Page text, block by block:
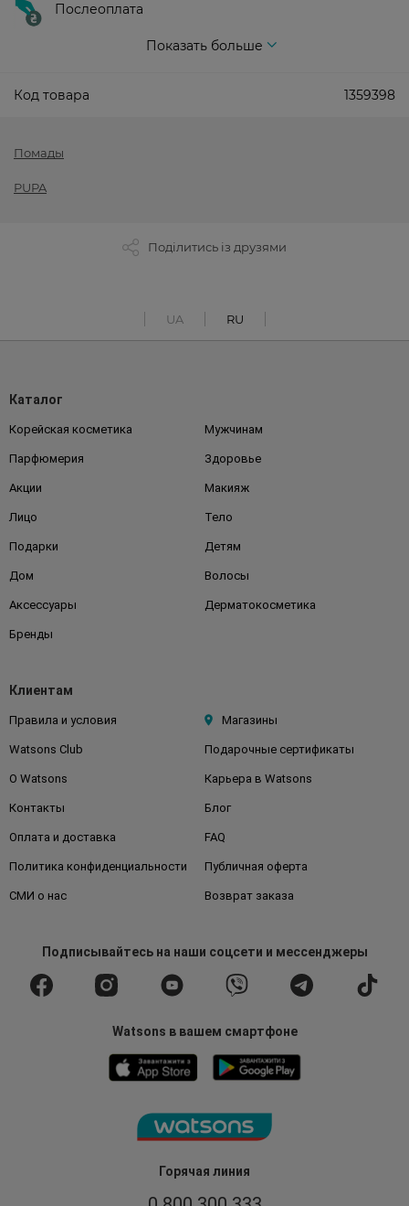
Послеоплата
Показать больше
Код товара 1359398
Помады
PUPA
Поділитись із друзями
UA RU
Горячая линия
Каталог
Корейская косметика Мужчинам
Парфюмерия Здоровье
Акции Макияж
Лицо Тело
Подарки Детям
Дом Волосы
Аксессуары Дерматокосметика
Бренды
Клиентам
Правила и условия Магазины
Watsons Club Подарочные сертификаты
О Watsons Карьера в Watsons
Контакты Блог
Оплата и доставка FAQ
Политика конфиденциальности Публичная оферта
СМИ о нас Возврат заказа
Подписывайтесьна наши соцсети и мессенджеры
Watsons в вашем смартфоне